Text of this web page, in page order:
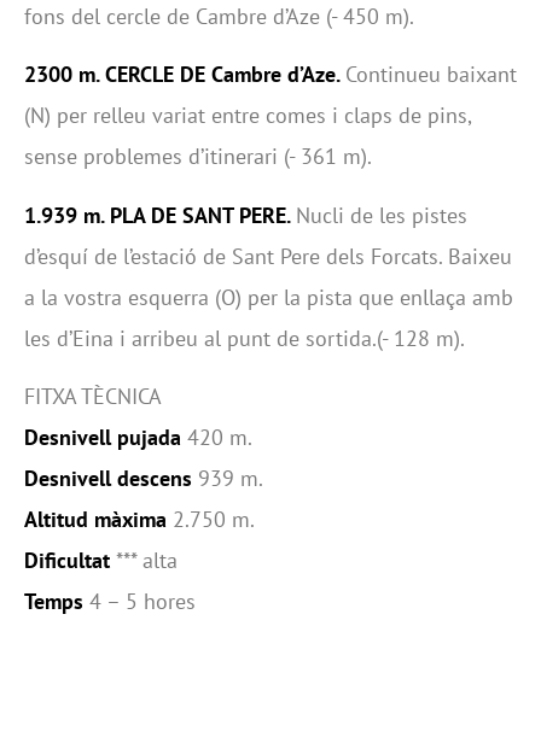
fons del cercle de Cambre d’Aze (- 450 m).
2300 m. CERCLE DE Cambre d’Aze. Continueu baixant
(N) per relleu variat entre comes i claps de pins,
sense problemes d’itinerari (- 361 m).
1.939 m. PLA DE SANT PERE. Nucli de les pistes
d’esquí de l’estació de Sant Pere dels Forcats. Baixeu
a la vostra esquerra (O) per la pista que enllaça amb
les d’Eina i arribeu al punt de sortida.(- 128 m).
FITXA TÈCNICA
Desnivell pujada 420 m.
Desnivell descens 939 m.
Altitud màxima 2.750 m.
Dificultat *** alta
Temps 4 – 5 hores